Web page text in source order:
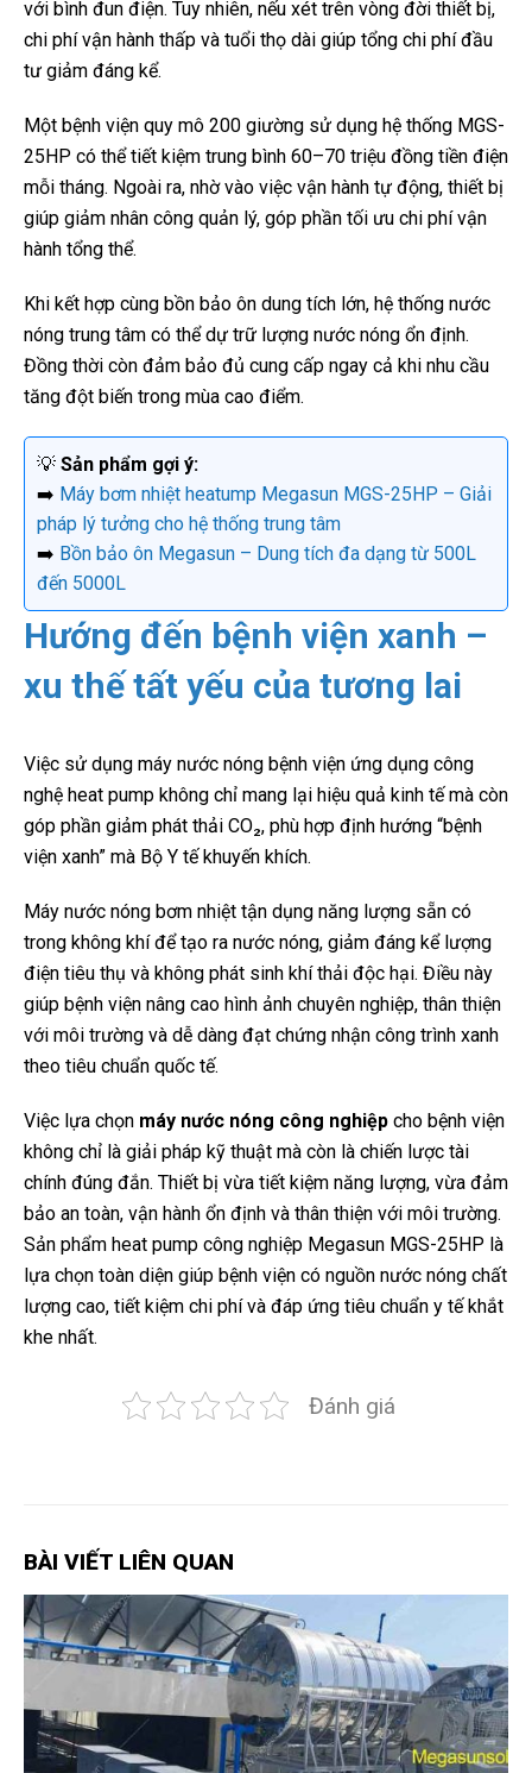
với bình đun điện. Tuy nhiên, nếu xét trên vòng đời thiết bị,
chi phí vận hành thấp và tuổi thọ dài giúp tổng chi phí đầu
tư giảm đáng kể.
Một bệnh viện quy mô 200 giường sử dụng hệ thống MGS-
25HP có thể tiết kiệm trung bình 60–70 triệu đồng tiền điện
mỗi tháng. Ngoài ra, nhờ vào việc vận hành tự động, thiết bị
giúp giảm nhân công quản lý, góp phần tối ưu chi phí vận
hành tổng thể.
Khi kết hợp cùng bồn bảo ôn dung tích lớn, hệ thống nước
nóng trung tâm có thể dự trữ lượng nước nóng ổn định.
Đồng thời còn đảm bảo đủ cung cấp ngay cả khi nhu cầu
tăng đột biến trong mùa cao điểm.
💡 Sản phẩm gợi ý:
➡️ Máy bơm nhiệt heatump Megasun MGS-25HP – Giải
pháp lý tưởng cho hệ thống trung tâm
➡️ Bồn bảo ôn Megasun – Dung tích đa dạng từ 500L
đến 5000L
Hướng đến bệnh viện xanh –
xu thế tất yếu của tương lai
Việc sử dụng máy nước nóng bệnh viện ứng dụng công
nghệ heat pump không chỉ mang lại hiệu quả kinh tế mà còn
góp phần giảm phát thải CO₂, phù hợp định hướng “bệnh
viện xanh” mà Bộ Y tế khuyến khích.
Máy nước nóng bơm nhiệt tận dụng năng lượng sẵn có
trong không khí để tạo ra nước nóng, giảm đáng kể lượng
điện tiêu thụ và không phát sinh khí thải độc hại. Điều này
giúp bệnh viện nâng cao hình ảnh chuyên nghiệp, thân thiện
với môi trường và dễ dàng đạt chứng nhận công trình xanh
theo tiêu chuẩn quốc tế.
Việc lựa chọn máy nước nóng công nghiệp cho bệnh viện
không chỉ là giải pháp kỹ thuật mà còn là chiến lược tài
chính đúng đắn. Thiết bị vừa tiết kiệm năng lượng, vừa đảm
bảo an toàn, vận hành ổn định và thân thiện với môi trường.
Sản phẩm heat pump công nghiệp Megasun MGS-25HP là
lựa chọn toàn diện giúp bệnh viện có nguồn nước nóng chất
lượng cao, tiết kiệm chi phí và đáp ứng tiêu chuẩn y tế khắt
khe nhất.
Đánh giá
BÀI VIẾT LIÊN QUAN